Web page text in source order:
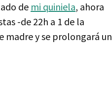
de mi quiniela, ahora
-de 22h a 1 de la
madre y se prolongará un